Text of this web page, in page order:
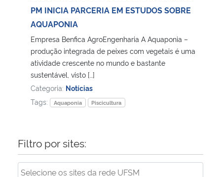
PM INICIA PARCERIA EM ESTUDOS SOBRE
AQUAPONIA
Empresa Benfica AgroEngenharia A Aquaponia –
produção integrada de peixes com vegetais é uma
atividade crescente no mundo e bastante
sustentável, visto […]
Categoria: Notícias
Tags:
Aquaponia Piscicultura
Filtro por sites: